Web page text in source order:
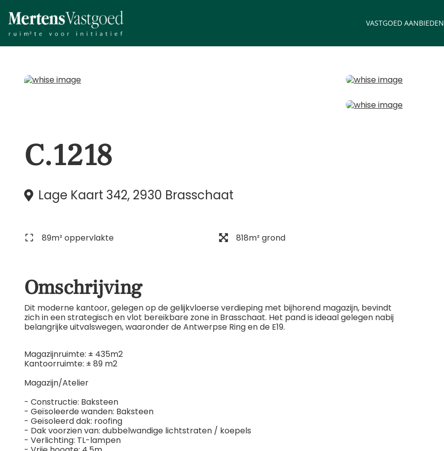
VASTGOED AANBIEDEN
C.1218
Lage Kaart 342, 2930 Brasschaat
89m² oppervlakte 818m² grond
Omschrijving
Dit moderne kantoor, gelegen op de gelijkvloerse verdieping met bijhorend magazijn, bevindt
zich in een strategisch en vlot bereikbare zone in Brasschaat. Het pand is ideaal gelegen nabij
belangrijke uitvalswegen, waaronder de Antwerpse Ring en de E19.
Magazijnruimte: ± 435m2
Kantoorruimte: ± 89 m2
Magazijn/Atelier
- Constructie: Baksteen
- Geïsoleerde wanden: Baksteen
- Geïsoleerd dak: roofing
- Dak voorzien van: dubbelwandige lichtstraten / koepels
- Verlichting: TL-lampen